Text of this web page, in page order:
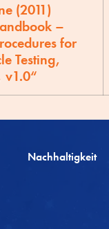
(2011)
–
for
Testing,
v1.0“
Nachhaltigkeit